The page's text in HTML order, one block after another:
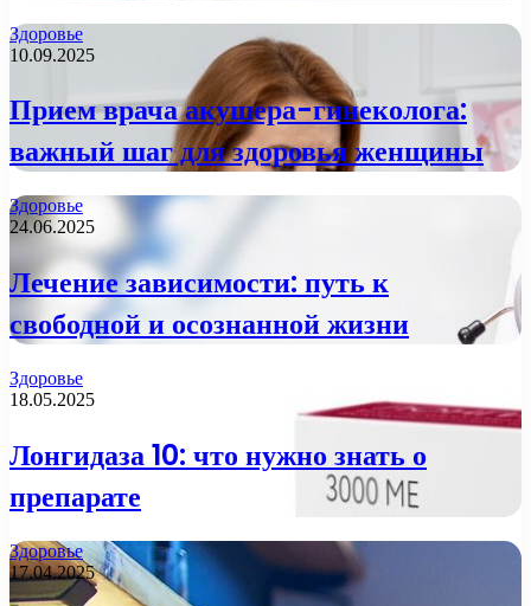
Здоровье
10.09.2025
Прием врача акушера-гинеколога:
важный шаг для здоровья женщины
Здоровье
24.06.2025
Лечение зависимости: путь к
свободной и осознанной жизни
Здоровье
18.05.2025
Лонгидаза 10: что нужно знать о
препарате
Здоровье
17.04.2025